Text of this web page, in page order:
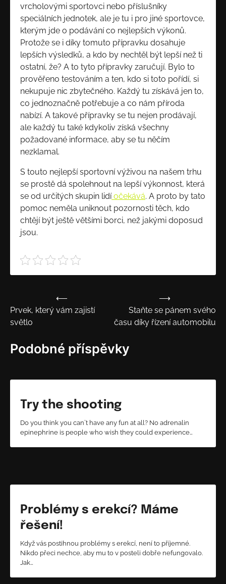
vrcholovými sportovci nebo příslušníky
speciálních jednotek, ale je tu i pro jiné sportovce,
kterým jde o podávání co nejlepších výkonů.
Protože se i díky tomuto přípravku dosahuje
lepších výsledků, a kdo by nechtěl být lepší než ti
ostatní, že? A to tyto přípravky zaručují. Bylo to
prověřeno testováním a ten, kdo si toto pořídí, si
nekupuje nic zbytečného. Každý tu získává jen to,
co jednoznačně potřebuje a co nám příroda
nabízí. A takové přípravky se tu nejen prodávají,
ale každý tu také kdykoliv získá všechny
požadované informace, aby se tu něčím
nezklamal.
S touto nejlepší sportovní výživou na našem trhu
se prostě dá spolehnout na lepší výkonnost, která
se od určitých skupin lidíočekává. A proto by tato
pomoc neměla uniknout pozornosti těch, kdo
chtějí být ještě většími borci, než jakými doposud
jsou.
Navigace
pro
⟵
Prvek, který vám zajistí
světlo
Staňte se pánem svého
času díky řízení automobilu
⟶
Podobné příspěvky
Try the shooting
Do you think you can`t have any fun at all? No adrenalin
epinephrine is people who wish they could experience…
Problémy s erekcí? Máme
řešení!
Když vás postihnou problémy s erekcí, není to příjemné.
Nikdo přeci nechce, aby mu to v posteli dobře nefungovalo.
Jak…